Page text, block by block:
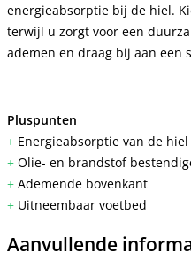
energieabsorptie bij de hiel.
terwijl u zorgt voor een
ademen en draag bij aan een
Pluspunten
+ Energieabsorptie van de hiel
+ Olie- en brandstof
+ Ademende bovenkant
+ Uitneembaar voetbed
Aanvullende